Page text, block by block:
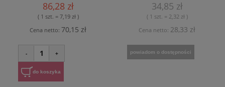
86,28 zł
( 1 szt. = 7,19 zł )
Cena netto: 70,15 zł
- 1 +
do koszyka
34,85 zł
( 1 szt. = 2,32 zł )
Cena netto: 28,33 zł
powiadom o dostępności